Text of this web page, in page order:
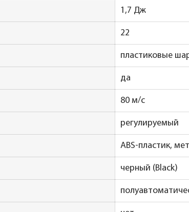
1,7 Дж
22
пластиковые
да
80 м/с
регулируемый
ABS-пластик,
черный (Black)